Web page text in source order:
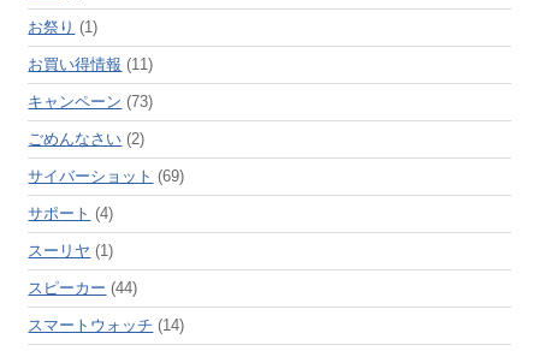
お祭り (1)
お買い得情報 (11)
キャンペーン (73)
ごめんなさい (2)
サイバーショット (69)
サポート (4)
スーリヤ (1)
スピーカー (44)
スマートウォッチ (14)